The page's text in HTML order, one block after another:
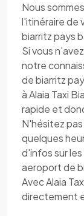
Nous
l'itinéraire de
biarritz pays
Si vous
notre
de biarritz
à Alaia Taxi
rapide et
N'hésitez
quelques
d'infos sur
aeroport de
Avec Alaia
directement